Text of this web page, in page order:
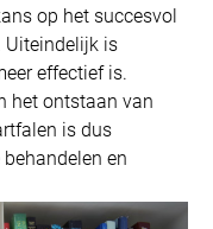
op het succesvol
Uiteindelijk is
effectief is.
het ontstaan van
is dus
en